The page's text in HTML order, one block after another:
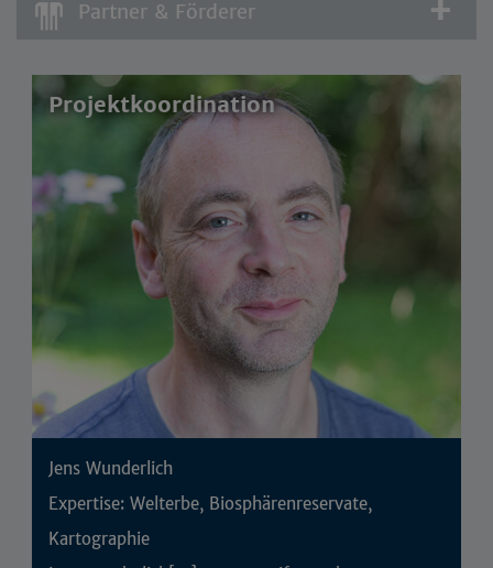
Partner & Förderer
Projektkoordination
Jens Wunderlich
Expertise: Welterbe, Biosphärenreservate,
Kartographie